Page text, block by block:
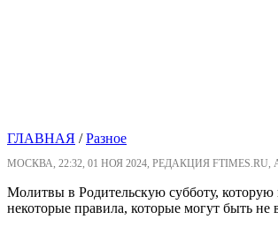
ГЛАВНАЯ /Разное
МОСКВА, 22:32, 01 НОЯ 2024, РЕДАКЦИЯ
Молитвы в Родительскую субботу, которую
некоторые правила, которые могут быть